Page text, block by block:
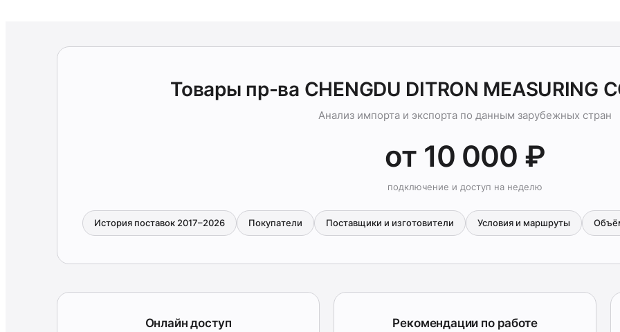
Товары пр-ва CHENGDU DITRON MEASURING
Анализ импорта и экспорта по данным зарубежных стран
от 10 000 ₽
подключение и доступ на неделю
История поставок 2017–2026 Покупатели Поставщики и изготовители Условия и маршруты
Онлайн доступ Рекомендации по работе